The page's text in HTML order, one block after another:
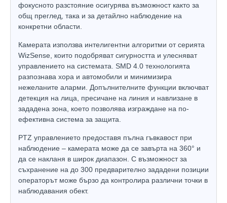
фокусното разстояние осигурява възможност както за
общ преглед, така и за детайлно наблюдение на
конкретни области.
Камерата използва интелигентни алгоритми от серията
WizSense, които подобряват сигурността и улесняват
управлението на системата. SMD 4.0 технологията
разпознава хора и автомобили и минимизира
нежеланите аларми. Допълнителните функции включват
детекция на лица, пресичане на линия и навлизане в
зададена зона, което позволява изграждане на по-
ефективна система за защита.
PTZ управлението предоставя пълна гъвкавост при
наблюдение – камерата може да се завърта на 360° и
да се накланя в широк диапазон. С възможност за
съхранение на до 300 предварително зададени позиции
операторът може бързо да контролира различни точки в
наблюдавания обект.